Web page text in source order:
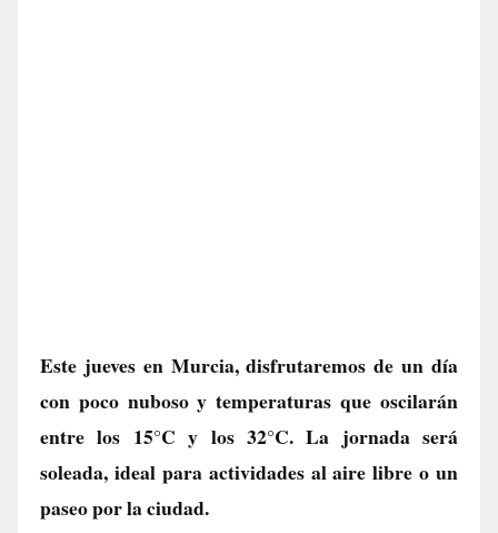
Este jueves en Murcia, disfrutaremos de un día
con poco nuboso y temperaturas que oscilarán
entre los 15°C y los 32°C. La jornada será
soleada, ideal para actividades al aire libre o un
paseo por la ciudad.